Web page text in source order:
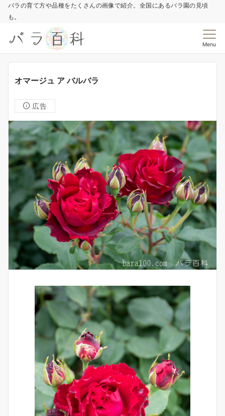
バラの育て方や品種をたくさんの画像で紹介。全国にあるバラ園の見頃
も。
Menu
オマージュ ア バルバラ
広告